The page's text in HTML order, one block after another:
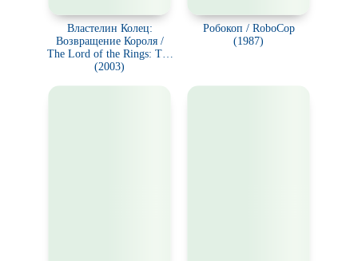
Властелин Колец:
Возвращение Короля /
The Lord of the Rings: The
Return of the King
(2003)
Робокоп / RoboCop
(1987)